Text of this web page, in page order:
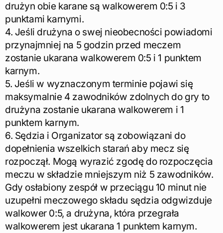
drużyn obie karane są walkowerem 0:5 i 3
punktami karnymi.
4. Jeśli drużyna o swej nieobecności powiadomi
przynajmniej na 5 godzin przed meczem
zostanie ukarana walkowerem 0:5 i 1 punktem
karnym.
5. Jeśli w wyznaczonym terminie pojawi się
maksymalnie 4 zawodników zdolnych do gry to
drużyna zostanie ukarana walkowerem i 1
punktem karnym.
6. Sędzia i Organizator są zobowiązani do
dopełnienia wszelkich starań aby mecz się
rozpoczął. Mogą wyrazić zgodę do rozpoczęcia
meczu w składzie mniejszym niż 5 zawodników.
Gdy osłabiony zespół w przeciągu 10 minut nie
uzupełni meczowego składu sędzia odgwizduje
walkower 0:5, a drużyna, która przegrała
walkowerem jest ukarana 1 punktem karnym.